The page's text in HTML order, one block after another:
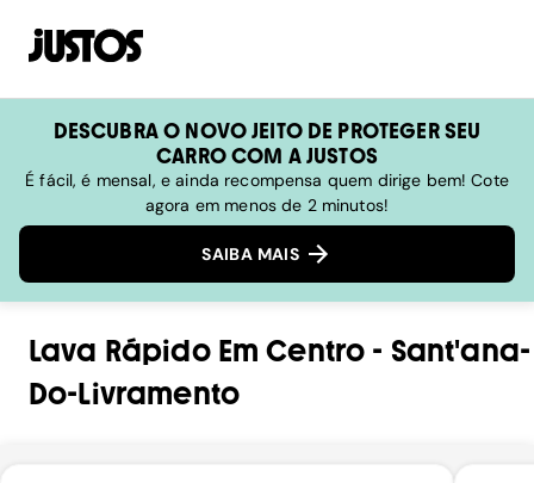
DESCUBRA O NOVO JEITO DE PROTEGER SEU
CARRO COM A JUSTOS
É fácil, é mensal, e ainda recompensa quem dirige bem! Cote
agora em menos de 2 minutos!
SAIBA MAIS
Lava RápidoEmCentro - Sant'ana-
Do-Livramento